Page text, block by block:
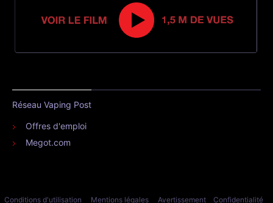
Réseau Vaping Post
Offres d'emploi
Megot.com
Conditions d'utilisation Mentions légales Avertissement
Confidentialité